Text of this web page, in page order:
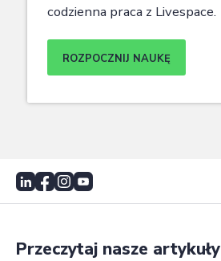
codzienna praca z Livespace.
ROZPOCZNIJ NAUKĘ
Przeczytaj nasze artykuły